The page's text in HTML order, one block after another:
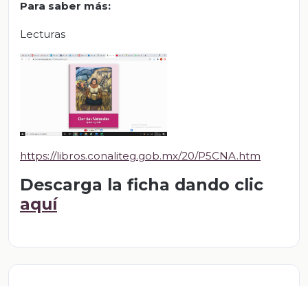
Para saber más:
Lecturas
https://libros.conaliteg.gob.mx/20/P5CNA.htm
Descarga la ficha dando clic
aquí